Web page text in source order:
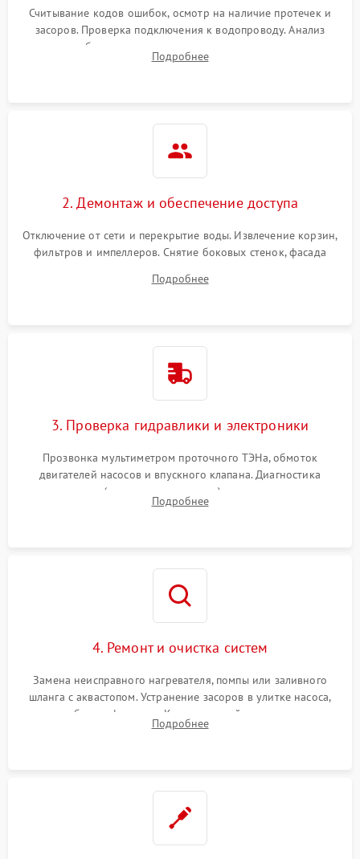
Считывание кодов ошибок, осмотр на наличие протечек и
засоров. Проверка подключения к водопроводу. Анализ
жалоб на отсутствие слива, нагрева, вращения
разбрызгивателей или срабатывание системы защиты
Подробнее
2. Демонтаж и обеспечение доступа
Отключение от сети и перекрытие воды. Извлечение корзин,
фильтров и импеллеров. Снятие боковых стенок, фасада
циркуляционному насосу, ТЭНу и сливной помпе.
Подробнее
3. Проверка гидравлики и электроники
Прозвонка мультиметром проточного ТЭНа, обмоток
двигателей насосов и впускного клапана. Диагностика
прессостата (датчика уровня воды), датчика мутности,
концевика дверцы и электронного модуля управления.
Подробнее
4. Ремонт и очистка систем
Замена неисправного нагревателя, помпы или заливного
шланга с аквастопом. Устранение засоров в улитке насоса,
патрубках и фильтрах. Компонентный ремонт платы
управления, восстановление поврежденной проводки.
Подробнее